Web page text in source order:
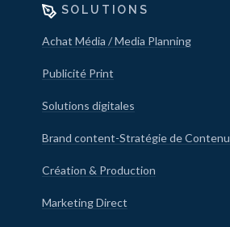
SOLUTIONS
Achat Média / Media Planning
Publicité Print
Solutions digitales
Brand content-Stratégie de Contenu
Création & Production
Marketing Direct